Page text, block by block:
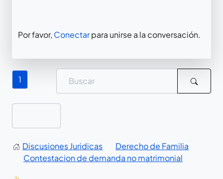
Por favor, Conectarpara unirse a la conversación.
1
Discusiones Juridicas
Derecho de Familia
Contestacion de demanda no matrimonial